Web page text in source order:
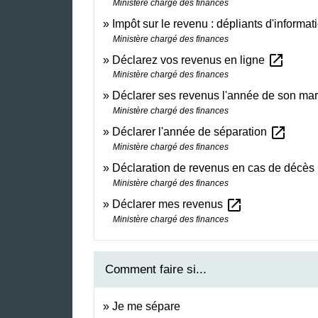
Ministère chargé des finances
Impôt sur le revenu : dépliants
Ministère chargé des finances
Déclarez vos revenus en ligne open_in_new
Ministère chargé des finances
Déclarer ses revenus l'année de son
Ministère chargé des finances
Déclarer l'année de séparation open_in_new
Ministère chargé des finances
Déclaration de revenus en cas de décès
Ministère chargé des finances
Déclarer mes revenus open_in_new
Ministère chargé des finances
Comment faire si...
Je me sépare